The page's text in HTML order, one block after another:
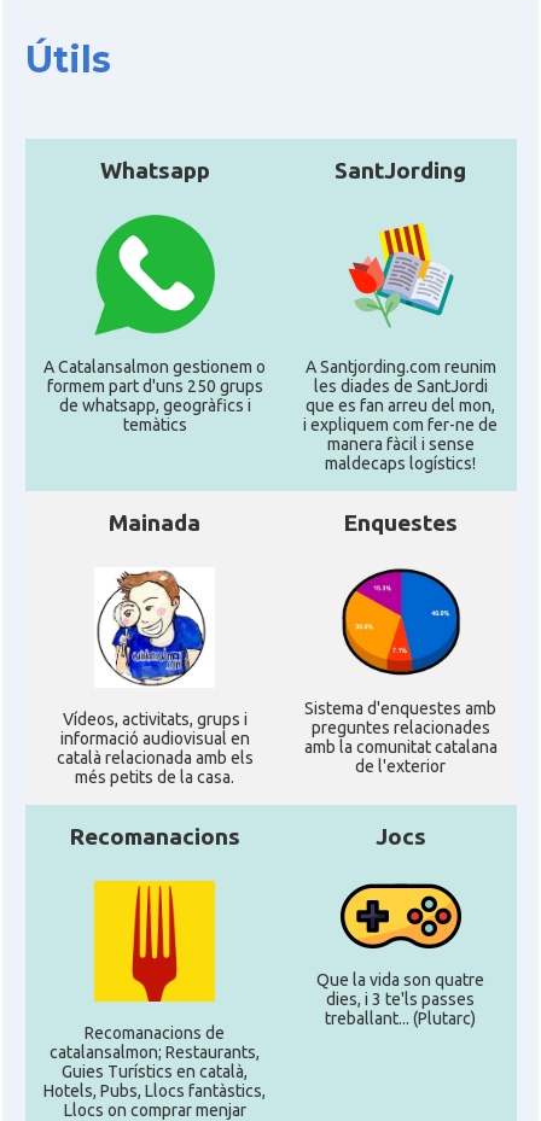
Útils
Whatsapp
A Catalansalmon gestionem o
formem part d'uns 250 grups
de whatsapp, geogràfics i
temàtics
SantJording
A Santjording.com reunim
les diades de SantJordi
que es fan arreu del mon,
i expliquem com fer-ne de
manera fàcil i sense
maldecaps logí­stics!
Mainada
Ví­deos, activitats, grups i
informació audiovisual en
català relacionada amb els
més petits de la casa.
Enquestes
Sistema d'enquestes amb
preguntes relacionades
amb la comunitat catalana
de l'exterior
Recomanacions
Recomanacions de
catalansalmon; Restaurants,
Guies Turístics en català,
Hotels, Pubs, Llocs fantàstics,
Llocs on comprar menjar
Jocs
Que la vida son quatre
dies, i 3 te'ls passes
treballant... (Plutarc)